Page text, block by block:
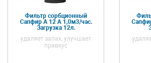
Фильтр сорбционный
Сапфир А 12 А 1,0м3/час.
Загрузка 12л.
удаляет запах, улучшает
привкус